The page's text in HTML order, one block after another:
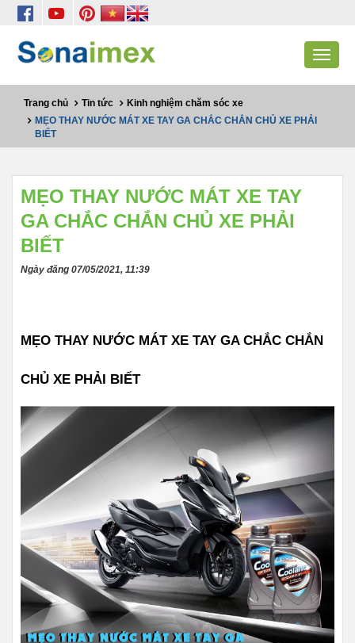
Toggle
Trang chủ Tin tức
Kinh nghiệm chăm sóc xe
MẸO THAY NƯỚC MÁT XE TAY GA CHẮC CHẮN CHỦ XE PHẢI
BIẾT
MẸO THAY NƯỚC MÁT XE TAY
GA CHẮC CHẮN CHỦ XE PHẢI
BIẾT
Ngày đăng 07/05/2021, 11:39
MẸO THAY NƯỚC MÁT XE TAY GA CHẮC CHẮN
CHỦ XE PHẢI BIẾT